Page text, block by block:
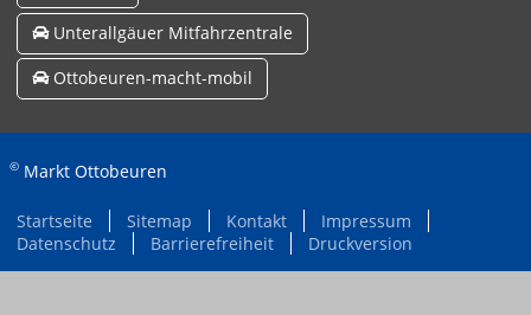
Unterallgäuer Mitfahrzentrale
Ottobeuren-macht-mobil
© Markt Ottobeuren
Startseite Sitemap Kontakt
Impressum
Datenschutz
Barrierefreiheit Druckversion